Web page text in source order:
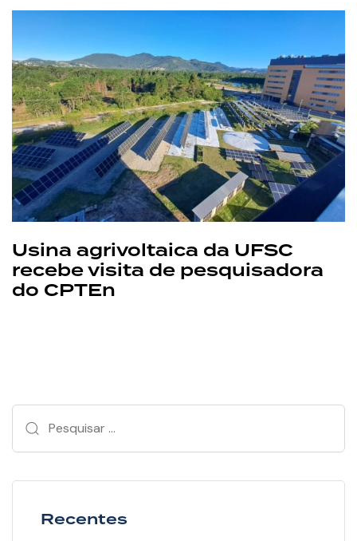
Usina agrivoltaica da UFSC
recebe visita de pesquisadora
do CPTEn
Recentes